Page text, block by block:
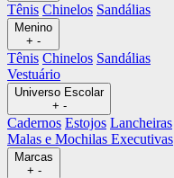
Tênis Chinelos Sandálias
Menino
+ -
Tênis Chinelos Sandálias
Vestuário
Universo Escolar
+ -
Cadernos Estojos Lancheiras
Malas e Mochilas Executivas
Marcas
+ -